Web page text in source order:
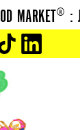
MARKET® :